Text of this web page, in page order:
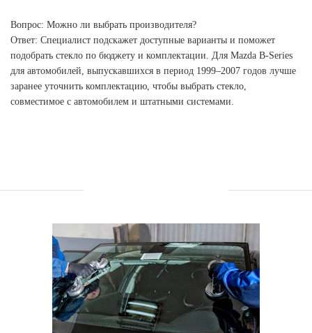
Вопрос: Можно ли выбрать производителя?
Ответ: Специалист подскажет доступные варианты и поможет
подобрать стекло по бюджету и комплектации. Для Mazda B-Series
для автомобилей, выпускавшихся в период 1999–2007 годов лучше
заранее уточнить комплектацию, чтобы выбрать стекло,
совместимое с автомобилем и штатными системами.